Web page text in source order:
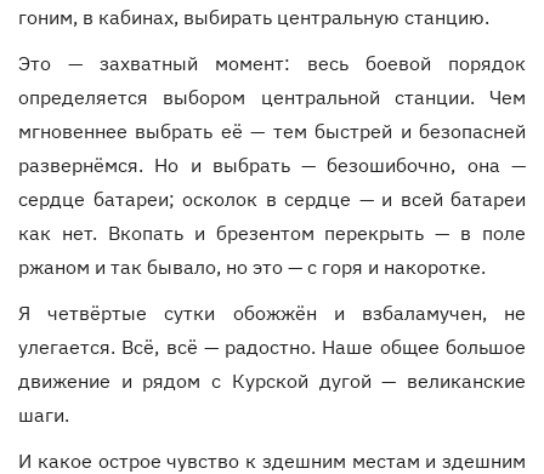
гоним, в кабинах, выбирать центральную станцию.
Это — захватный момент: весь боевой порядок
определяется выбором центральной станции. Чем
мгновеннее выбрать её — тем быстрей и безопасней
развернёмся. Но и выбрать — безошибочно, она —
сердце батареи; осколок в сердце — и всей батареи
как нет. Вкопать и брезентом перекрыть — в поле
ржаном и так бывало, но это — с горя и накоротке.
Я четвёртые сутки обожжён и взбаламучен, не
улегается. Всё, всё — радостно. Наше общее большое
движение и рядом с Курской дугой — великанские
шаги.
И какое острое чувство к здешним местам и здешним